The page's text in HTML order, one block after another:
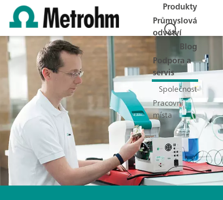
Produkty
Průmyslová
odvětví
Blog
Podpora a
servis
Společnost
Pracovní
místa